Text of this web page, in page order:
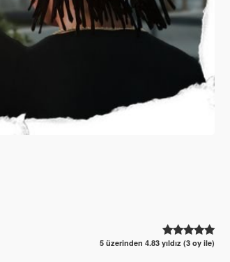
5 üzerinden 4.83 yıldız (3 oy ile)